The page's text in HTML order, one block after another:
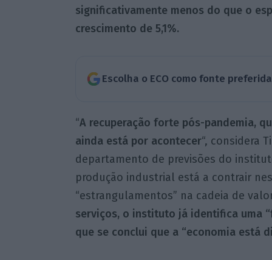
significativamente menos do que o
crescimento de 5,1%.
Escolha o ECO como fonte
“A recuperação forte pós-pandemia,
ainda está por acontecer“, considera
departamento de previsões do
produção industrial está a contrair
“estrangulamentos” na cadeia de
serviços, o instituto já identifica uma
que se conclui que a “economia está